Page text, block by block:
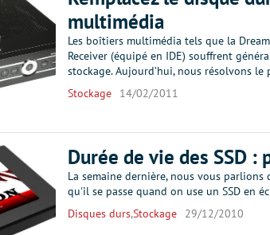
multimédia
Les boîtiers multimédia tels que la
Receiver (équipé en IDE) souffrent
stockage. Aujourd’hui, nous résolvons le
Stockage
14/02/2011
Durée de vie des SSD
La semaine dernière, nous vous
qu'il se passe quand on use un SSD en
Disques durs,Stockage 29/12/2010